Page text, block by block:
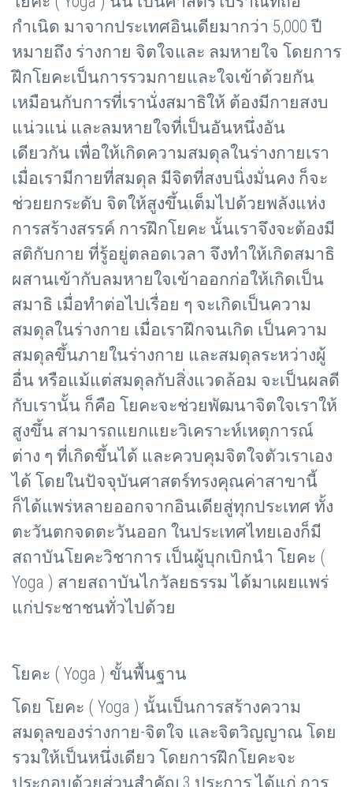
กำเนิด มาจากประเทศอินเดียมากว่า 5,000 ปี
หมายถึง ร่างกาย จิตใจและ ลมหายใจ โดยการ
ฝึกโยคะเป็นการรวมกายและใจเข้าด้วยกัน
เหมือนกับการที่เรานั่งสมาธิให้ ต้องมีกายสงบ
แน่วแน่ และลมหายใจที่เป็นอันหนึ่งอัน
เดียวกัน เพื่อให้เกิดความสมดุลในร่างกายเรา
เมื่อเรามีกายที่สมดุล มีจิตที่สงบนิ่งมั่นคง ก็จะ
ช่วยยกระดับ จิตให้สูงขึ้นเต็มไปด้วยพลังแห่ง
การสร้างสรรค์ การฝึกโยคะ นั้นเราจึงจะต้องมี
สติกับกาย ที่รู้อยู่ตลอดเวลา จึงทำให้เกิดสมาธิ
ผสานเข้ากับลมหายใจเข้าออกก่อให้เกิดเป็น
สมาธิ เมื่อทำต่อไปเรื่อย ๆ จะเกิดเป็นความ
สมดุลในร่างกาย เมื่อเราฝึกจนเกิด เป็นความ
สมดุลขึ้นภายในร่างกาย และสมดุลระหว่างผู้
อื่น หรือแม้แต่สมดุลกับสิ่งแวดล้อม จะเป็นผลดี
กับเรานั้น ก็คือ โยคะจะช่วยพัฒนาจิตใจเราให้
สูงขึ้น สามารถแยกแยะวิเคราะห์เหตุการณ์
ต่าง ๆ ที่เกิดขึ้นได้ และควบคุมจิตใจตัวเราเอง
ได้ โดยในปัจจุบันศาสตร์ทรงคุณค่าสาขานี้
ก็ได้แพร่หลายออกจากอินเดียสู่ทุกประเทศ ทั้ง
ตะวันตกจดตะวันออก ในประเทศไทยเองก็มี
สถาบันโยคะวิชาการ เป็นผู้บุกเบิกนำ โยคะ (
Yoga ) สายสถาบันไกวัลยธรรม ได้มาเผยแพร่
แก่ประชาชนทั่วไปด้วย
โยคะ ( Yoga ) ขั้นพื้นฐาน
โดย โยคะ ( Yoga ) นั้นเป็นการสร้างความ
สมดุลของร่างกาย-จิตใจ และจิตวิญญาณ โดย
รวมให้เป็นหนึ่งเดียว โดยการฝึกโยคะจะ
ประกอบด้วยส่วนสำคัญ 3 ประการ ได้แก่ การ